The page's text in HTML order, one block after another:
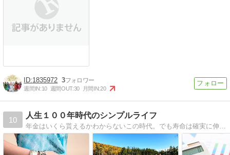
1835972 3
週間IN:10 週間OUT:30 月間IN:20
10
人生１００年時代のシンプルライフ